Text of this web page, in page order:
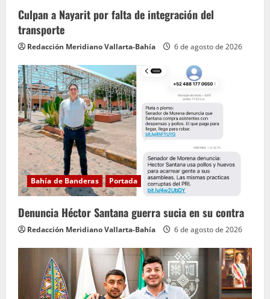
Culpan a Nayarit por falta de integración del
transporte
Redacción Meridiano Vallarta-Bahía 6 de agosto de 2026
Bahía de Banderas Portada
Denuncia Héctor Santana guerra sucia en su contra
Redacción Meridiano Vallarta-Bahía 6 de agosto de 2026